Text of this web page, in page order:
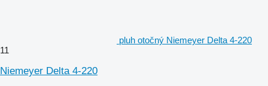
pluh otočný Niemeyer Delta 4-220
11
Niemeyer Delta 4-220